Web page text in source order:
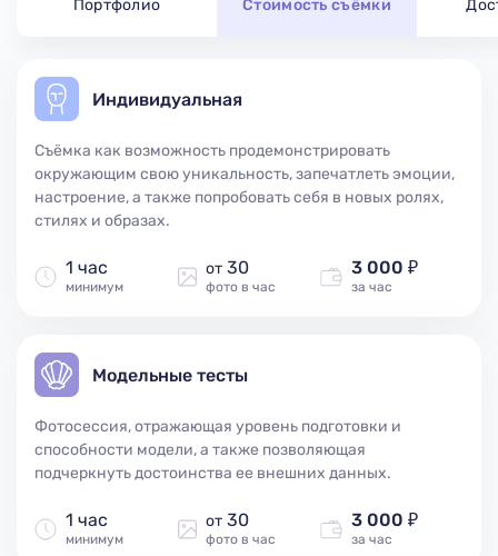
Портфолио Стоимость съёмки
Индивидуальная
Съёмка как возможность продемонстрировать
окружающим свою уникальность, запечатлеть эмоции,
настроение, а также попробовать себя в новых ролях,
стилях и образах.
1 час
минимум
от30
фото в час
3 000 ₽
за час
Модельные тесты
Фотосессия, отражающая уровень подготовки и
способности модели, а также позволяющая
подчеркнуть достоинства ее внешних данных.
1 час
минимум
от30
фото в час
3 000 ₽
за час